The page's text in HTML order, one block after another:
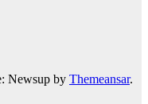
Newsup by Themeansar.